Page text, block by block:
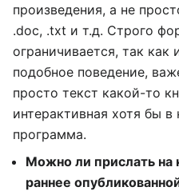
произведения, а не
.doc, .txt и т.д. Строго
ограничивается, так
подобное поведение,
просто текст какой-то
интерактивная хотя бы
программа.
Можно ли прислать на
раннее